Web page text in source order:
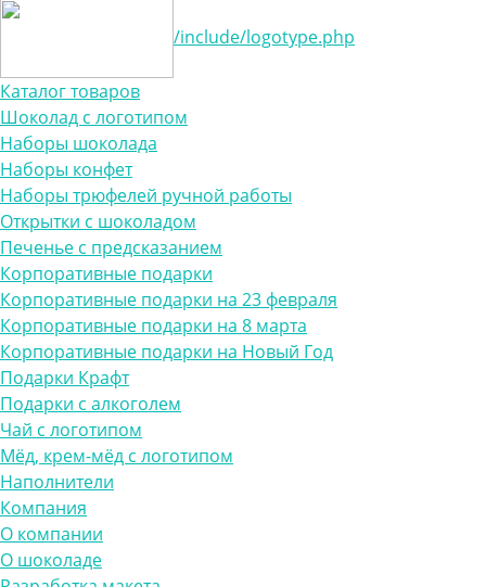
/include/logotype.php
Каталог товаров
Шоколад с логотипом
Наборы шоколада
Наборы конфет
Наборы трюфелей ручной работы
Открытки с шоколадом
Печенье с предсказанием
Корпоративные подарки
Корпоративные подарки на 23 февраля
Корпоративные подарки на 8 марта
Корпоративные подарки на Новый Год
Подарки Крафт
Подарки с алкоголем
Чай с логотипом
Мёд, крем-мёд с логотипом
Наполнители
Компания
О компании
О шоколаде